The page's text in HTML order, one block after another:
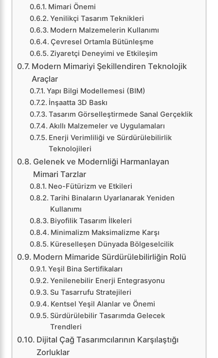
Mimari Önemi
Yenilikçi Tasarım Teknikleri
Modern Malzemelerin Kullanımı
Çevresel Ortamla Bütünleşme
Ziyaretçi Deneyimi ve Etkileşim
Modern Mimariyi Şekillendiren Teknolojik
Araçlar
Yapı Bilgi Modellemesi (BIM)
İnşaatta 3D Baskı
Tasarım Görselleştirmede Sanal Gerçeklik
Akıllı Malzemeler ve Uygulamaları
Enerji Verimliliği ve Sürdürülebilirlik
Teknolojileri
Gelenek ve Modernliği Harmanlayan
Mimari Tarzlar
Neo-Fütürizm ve Etkileri
Tarihi Binaların Uyarlanarak Yeniden
Kullanımı
Biyofilik Tasarım İlkeleri
Minimalizm Maksimalizme Karşı
Küreselleşen Dünyada Bölgeselcilik
Modern Mimaride Sürdürülebilirliğin Rolü
Yeşil Bina Sertifikaları
Yenilenebilir Enerji Entegrasyonu
Su Tasarrufu Stratejileri
Kentsel Yeşil Alanlar ve Önemi
Sürdürülebilir Tasarımda Gelecek
Trendleri
Dijital Çağ Tasarımcılarının Karşılaştığı
Zorluklar